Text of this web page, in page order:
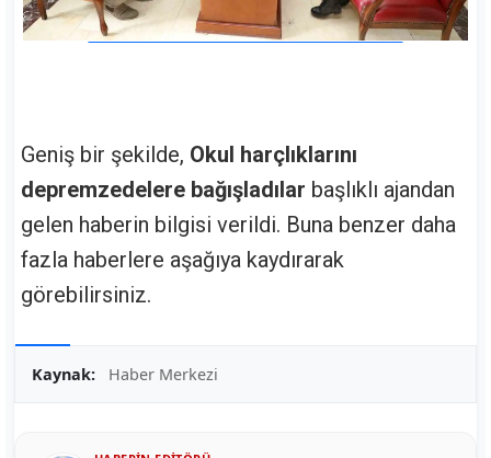
Geniş bir şekilde, Okul harçlıklarını
depremzedelere bağışladılar başlıklı ajandan
gelen haberin bilgisi verildi. Buna benzer daha
fazla haberlere aşağıya kaydırarak
görebilirsiniz.
Kaynak: Haber Merkezi